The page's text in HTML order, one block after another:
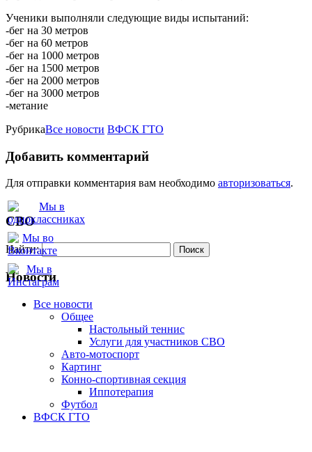
Ученики выполняли следующие виды испытаний:
-бег на 30 метров
-бег на 60 метров
-бег на 1000 метров
-бег на 1500 метров
-бег на 2000 метров
-бег на 3000 метров
-метание
РубрикаВсе новости ВФСК ГТО
Добавить комментарий
Для отправки комментария вам необходимо авторизоваться.
СВО
Найти:
Новости
Все новости
Oбщее
Настольный теннис
Услуги для участников СВО
Авто-мотоспорт
Картинг
Конно-спортивная секция
Иппотерапия
Футбол
ВФСК ГТО